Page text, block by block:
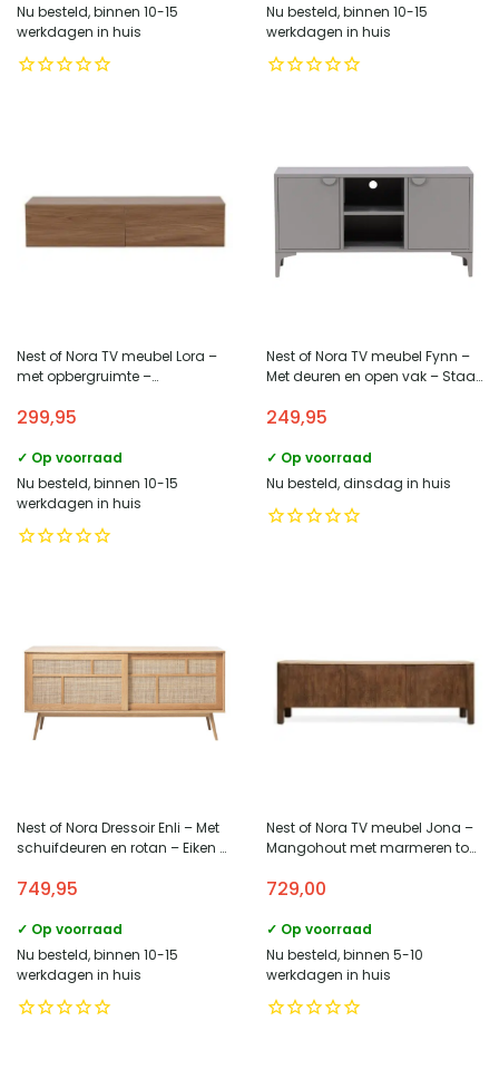
Nu besteld, binnen 10-15
werkdagen in huis
Nu besteld, binnen 10-15
werkdagen in huis
Nest of Nora TV meubel Lora –
met opbergruimte –
299,95
✓ Op voorraad
Nu besteld, binnen 10-15
werkdagen in huis
Nest of Nora TV meubel Fynn –
Met deuren en open vak – Staal
249,95
✓ Op voorraad
Nu besteld, dinsdag in huis
Nest of Nora Dressoir Enli – Met
schuifdeuren en rotan – Eiken –
749,95
✓ Op voorraad
Nu besteld, binnen 10-15
werkdagen in huis
Nest of Nora TV meubel Jona –
Mangohout met marmeren top
729,00
✓ Op voorraad
Nu besteld, binnen 5-10
werkdagen in huis